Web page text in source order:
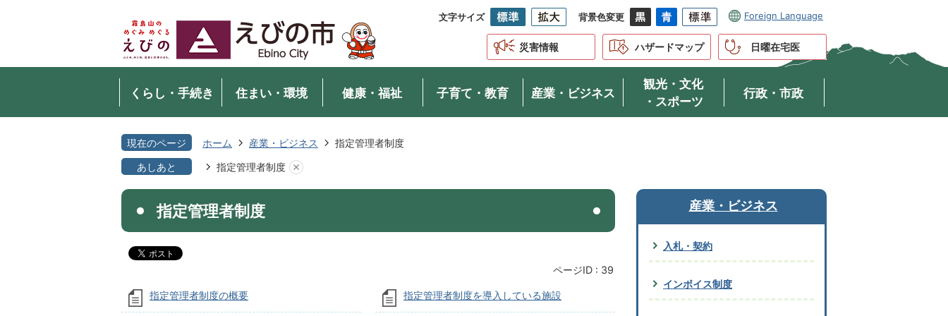
文字サイズ 背景色変更 Foreign Language
災害情報 ハザードマップ 日曜在宅医
くらし・手続き 住まい・環境 健康・福祉 子育て・教育 産業・ビジネス
観光・文化
・スポーツ
行政・市政
現在のページ ホーム 産業・ビジネス
指定管理者制度
あしあと
指定管理者制度
指定管理者制度
ページID : 39
指定管理者制度の概要 指定管理者制度を導入している施設
産業・ビジネス
入札・契約
インボイス制度